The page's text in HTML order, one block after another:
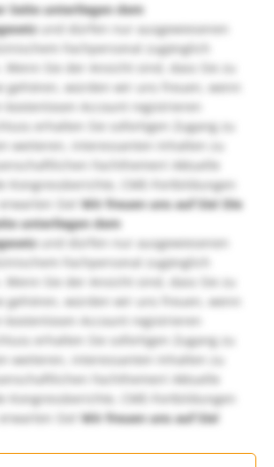
Seite unterliegen dem
und dürfen nur ausgewiesenen
Fachpersonal zugänglich
Sie der Ansicht sind, dass Sie zu
gehören, würden wir uns freuen, wenn
kostenlosen Account registrieren
erhalten Sie sofortigen Zugang zu
weiteren, interessanten Inhalten zu
Fachthemen! Aktuelle
Kongressberichte, CME-Fortbildungen
Sie!Wir freuen uns auf Sie! Die
unterliegen dem
und dürfen nur ausgewiesenen
Fachpersonal zugänglich
Sie der Ansicht sind, dass Sie zu
gehören, würden wir uns freuen, wenn
kostenlosen Account registrieren
erhalten Sie sofortigen Zugang zu
weiteren, interessanten Inhalten zu
Fachthemen! Aktuelle
Kongressberichte, CME-Fortbildungen
Sie!Wir freuen uns auf Sie!